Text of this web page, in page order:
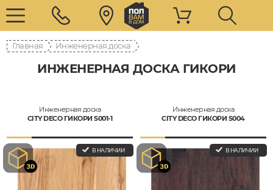
Главная Инженерная доска
ИНЖЕНЕРНАЯ ДОСКА ГИКОРИ
Инженерная доска
CITY DECO ГИКОРИ S001-1
В НАЛИЧИИ
Инженерная доска
CITY DECO ГИКОРИ S004
В НАЛИЧИИ